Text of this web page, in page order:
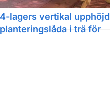
4-lagers vertikal upphöjd
planteringslåda i trä för